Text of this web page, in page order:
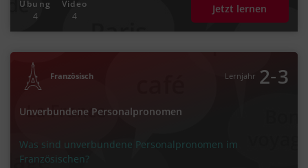
Übung
4
Video
4
Jetzt lernen
Französisch Lernjahr 2‐3
Unverbundene Personalpronomen
Was sind unverbundene Personalpronomen im
Französischen?